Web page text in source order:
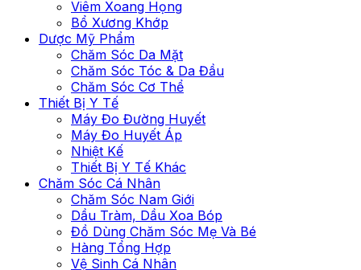
Viêm Xoang Họng
Bổ Xương Khớp
Dược Mỹ Phẩm
Chăm Sóc Da Mặt
Chăm Sóc Tóc & Da Đầu
Chăm Sóc Cơ Thể
Thiết Bị Y Tế
Máy Đo Đường Huyết
Máy Đo Huyết Áp
Nhiệt Kế
Thiết Bị Y Tế Khác
Chăm Sóc Cá Nhân
Chăm Sóc Nam Giới
Dầu Tràm, Dầu Xoa Bóp
Đồ Dùng Chăm Sóc Mẹ Và Bé
Hàng Tổng Hợp
Vệ Sinh Cá Nhân